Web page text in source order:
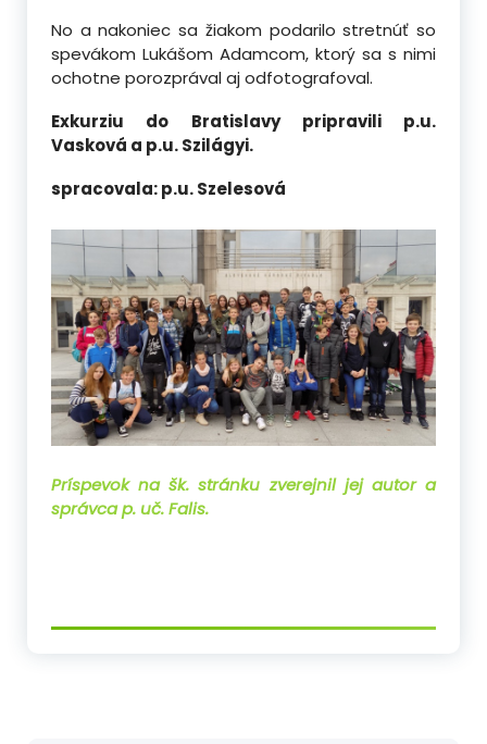
No a nakoniec sa žiakom podarilo stretnúť so
spevákom Lukášom Adamcom, ktorý sa s nimi
ochotne porozprával aj odfotografoval.
Exkurziu do Bratislavy pripravili p.u.
Vasková a p.u. Szilágyi.
spracovala: p.u. Szelesová
Príspevok na šk. stránku zverejnil jej autor a
správca p. uč. Falis.